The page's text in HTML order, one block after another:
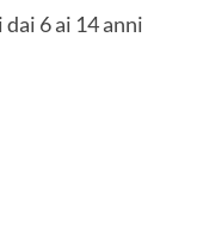
6 ai 14 anni